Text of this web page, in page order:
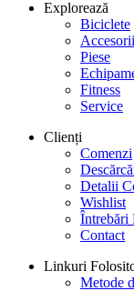
Explorează
Biciclete
Accesorii
Piese
Fitness
Service
Clienți
Comenzi
Detalii
Wishlist
Întrebări
Contact
Linkuri
Metode